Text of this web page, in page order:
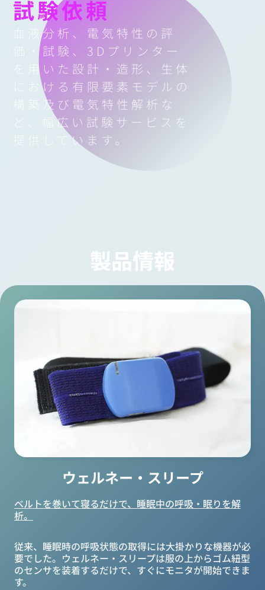
試験依頼
血液分析、電気特性の評
価・試験、3Dプリンター
を用いた設計・造形、 生体
における有限要素モデルの
構築及び電気特性解析な
ど、幅広い試験サービス を
提供しています。
製品情報
ウェルネー・スリープ
ベルトを巻いて寝るだけで、睡眠中の呼吸・眠りを解
析。
従来、睡眠時の呼吸状態の取得には大掛かりな機器が必
要でした。ウェルネー・スリープは服の上からゴム紐型
のセンサを装着するだけで、すぐにモニタが開始できま
す。